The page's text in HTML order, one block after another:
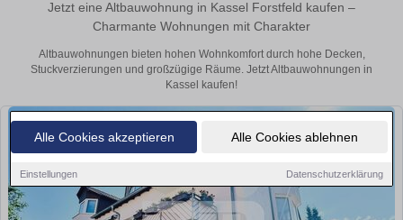
Alle Cookies akzeptieren Alle Cookies ablehnen
Einstellungen Datenschutzerklärung
Jetzt eine Altbauwohnung in Kassel Forstfeld kaufen –
Charmante Wohnungen mit Charakter
Altbauwohnungen bieten hohen Wohnkomfort durch hohe Decken,
Stuckverzierungen und großzügige Räume. Jetzt Altbauwohnungen in
Kassel kaufen!